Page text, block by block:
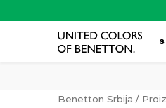
Benetton Srbija